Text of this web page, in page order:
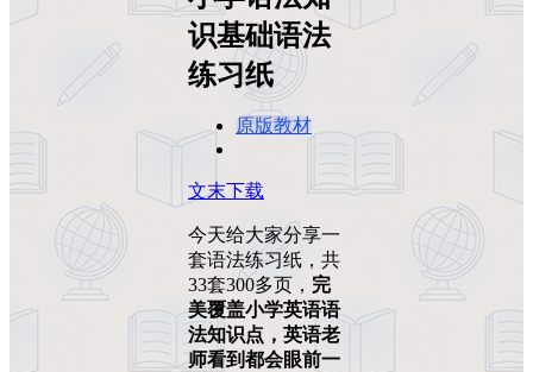
习纸
识基础语法
练习纸
原版教材
文末下载
今天给大家分享一
套语法练习纸，共
33套300多页， 完
美覆盖小学英语语
法知识点，英语老
师看到都会眼前一